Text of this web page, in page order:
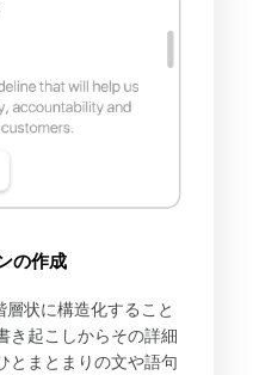
の作成
状に構造化すること
き起こしからその詳細
とまとまりの文や語句